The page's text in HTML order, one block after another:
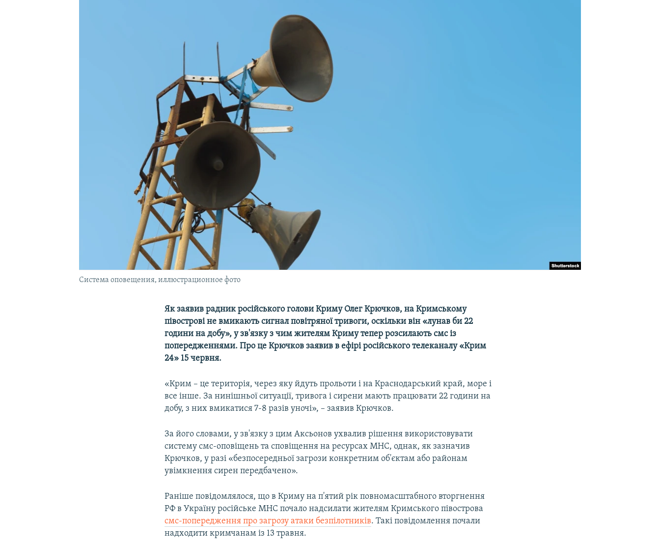
Система оповещения, иллюстрационное фото
Як заявив радник російського голови Криму Олег Крючков, на Кримському
півострові не вмикають сигнал повітряної тривоги, оскільки він «лунав би 22
години на добу», у зв'язку з чим жителям Криму тепер розсилають смс із
попередженнями. Про це Крючков заявив в ефірі російського телеканалу «Крим
24» 15 червня.
«Крим – це територія, через яку йдуть прольоти і на Краснодарський край, море і
все інше. За нинішньої ситуації, тривога і сирени мають працювати 22 години на
добу, з них вмикатися 7-8 разів уночі», – заявив Крючков.
За його словами, у зв'язку з цим Аксьонов ухвалив рішення використовувати
систему смс-оповіщень та сповіщення на ресурсах МНС, однак, як зазначив
Крючков, у разі «безпосередньої загрози конкретним об'єктам або районам
увімкнення сирен передбачено».
Раніше повідомлялося, що в Криму на п'ятий рік повномасштабного вторгнення
РФ в Україну російське МНС почало надсилати жителям Кримського півострова
смс-попередження про загрозу атаки безпілотників. Такі повідомлення почали
надходити кримчанам із 13 травня.